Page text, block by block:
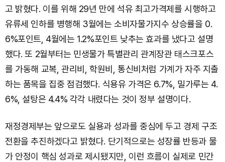
고 밝혔다. 이를 위해 29년 만에 석유 최고가격제를 시행하고
유류세 인하를 병행해 3월에는 소비자물가지수 상승률을 0.
6%포인트, 4월에는 1.2%포인트 낮추는 효과를 냈다고 설명
했다. 또 2월부터는 민생물가 특별관리 관계장관 태스크포스
를 가동해 교복, 관리비, 학원비, 통신비처럼 가계가 자주 지출
하는 품목을 집중 점검했다. 식용유 가격은 6.7%, 밀가루는 4.
6%, 설탕은 4.4% 각각 내렸다는 것이 정부 설명이다.
재정경제부는 앞으로도 실용과 성과를 중심에 두고 경제 구조
전환을 추진하겠다고 밝혔다. 단기적으로는 성장률 반등과 물
가 안정이 핵심 성과로 제시됐지만, 이런 흐름이 실제로 민간